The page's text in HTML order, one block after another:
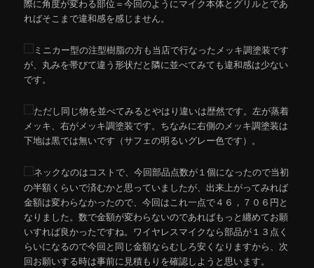
際に角度が変わる部位＝今回のようにマイク本体とグリルとであ
ればそこまで違和感を感じません。
ミニカー型の注型樹脂の方も当店で行なったメッキ調塗装です
が、丸みを帯びて違う形状だと隣に並べてみても違和感は少ない
です。
ただし同じ物を並べてみるとやはり違いは歴然です。左が蒸着
メッキ、右がメッキ調塗装です。ちなみに右側のメッキ調塗装は
下地は黒では無いです（サフェの明るいグレー色です）。
ネックなのはコストで、今回部品点数が１個になったので当初
の半額くらいで済むかと思っていましたが、出来上がってみれば
金額は変わらなかったので、今回はこれ一点で４６，７０６円と
なりました。数で金額が変わらないのであればもっと纏めてお願
いすれば良かったですね。ワイヤレスマイクなら部品が１３点く
らいになるので今回と同じ金額ならむしろ安くなりますから、次
回お願いする時は事前に見積もりを確認しようと思います。